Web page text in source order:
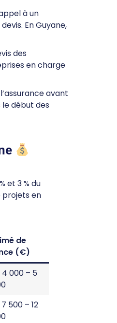
à un
En Guyane,
des
en charge
avant
début des
et 3 % du
projets en
de
(€)
000 – 5
500 – 12